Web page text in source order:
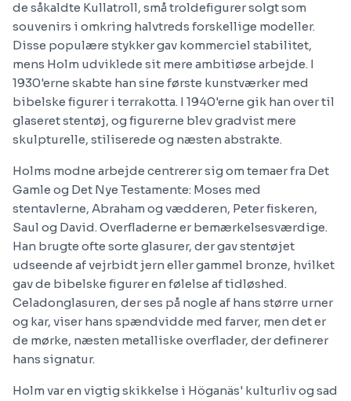
de såkaldte Kullatroll, små troldefigurer solgt som
souvenirs i omkring halvtreds forskellige modeller.
Disse populære stykker gav kommerciel stabilitet,
mens Holm udviklede sit mere ambitiøse arbejde. I
1930'erne skabte han sine første kunstværker med
bibelske figurer i terrakotta. I 1940'erne gik han over til
glaseret stentøj, og figurerne blev gradvist mere
skulpturelle, stiliserede og næsten abstrakte.
Holms modne arbejde centrerer sig om temaer fra Det
Gamle og Det Nye Testamente: Moses med
stentavlerne, Abraham og vædderen, Peter fiskeren,
Saul og David. Overfladerne er bemærkelsesværdige.
Han brugte ofte sorte glasurer, der gav stentøjet
udseende af vejrbidt jern eller gammel bronze, hvilket
gav de bibelske figurer en følelse af tidløshed.
Celadonglasuren, der ses på nogle af hans større urner
og kar, viser hans spændvidde med farver, men det er
de mørke, næsten metalliske overflader, der definerer
hans signatur.
Holm var en vigtig skikkelse i Höganäs' kulturliv og sad